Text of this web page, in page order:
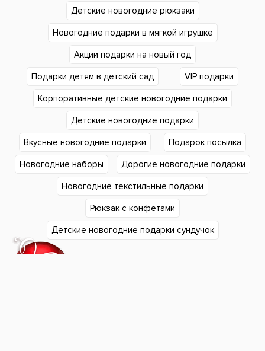
Детские новогодние рюкзаки
Новогодние подарки в мягкой игрушке
Акции подарки на новый год
Подарки детям в детский сад VIP подарки
Корпоративные детские новогодние подарки
Детские новогодние подарки
Вкусные новогодние подарки Подарок посылка
Новогодние наборы Дорогие новогодние подарки
Новогодние текстильные подарки
Рюкзак с конфетами
Детские новогодние подарки сундучок